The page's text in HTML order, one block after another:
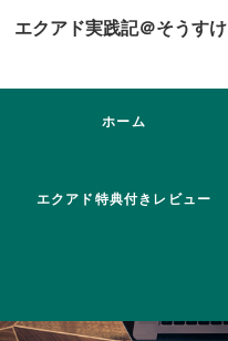
エクアド実践記＠そうすけ
ホーム
エクアド特典付きレビュー